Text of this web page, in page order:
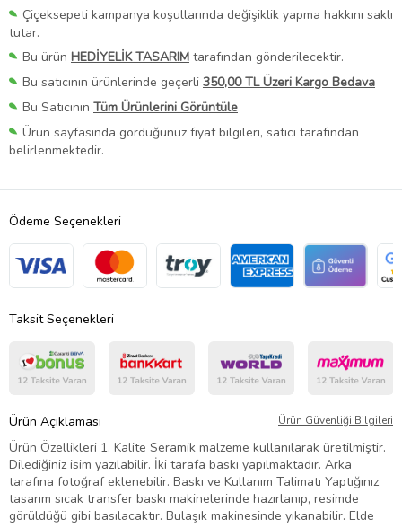
Çiçeksepeti kampanya koşullarında değişiklik yapma hakkını saklı
tutar.
Bu ürün HEDİYELİK TASARIM tarafından gönderilecektir.
Bu satıcının ürünlerinde geçerli 350,00 TL Üzeri Kargo Bedava
Bu Satıcının Tüm Ürünlerini Görüntüle
Ürün sayfasında gördüğünüz fiyat bilgileri, satıcı tarafından
belirlenmektedir.
Ödeme Seçenekleri
Taksit Seçenekleri
Ürün Açıklaması Ürün Güvenliği Bilgileri
Ürün Özellikleri 1. Kalite Seramik malzeme kullanılarak üretilmiştir.
Dilediğiniz isim yazılabilir. İki tarafa baskı yapılmaktadır. Arka
tarafına fotoğraf eklenebilir. Baskı ve Kullanım Talimatı Yaptığınız
tasarım sıcak transfer baskı makinelerinde hazırlanıp, resimde
görüldüğü gibi basılacaktır. Bulaşık makinesinde yıkanabilir. Elde